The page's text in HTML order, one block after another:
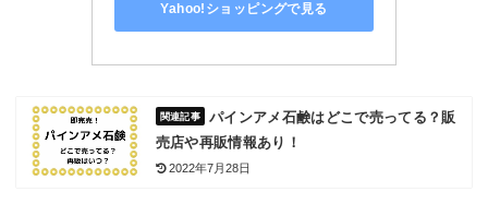
Yahoo!ショッピングで見る
パインアメ石鹸はどこで売ってる？販
売店や再販情報あり！
2022年7月28日